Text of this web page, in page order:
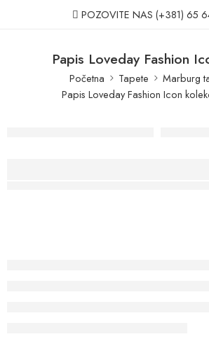
POZOVITE NAS (+381) 65
Papis Loveday Fashion
Početna Tapete
Marburg
Papis Loveday Fashion Icon